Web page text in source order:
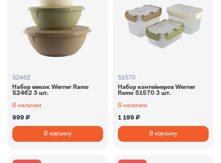
52462
Набор мисок Werner Ramo
52462 3 шт.
В наличии
999 ₽
В корзину
51570
Набор контейнеров Werner
Ramo 51570 3 шт.
В наличии
1 199 ₽
В корзину